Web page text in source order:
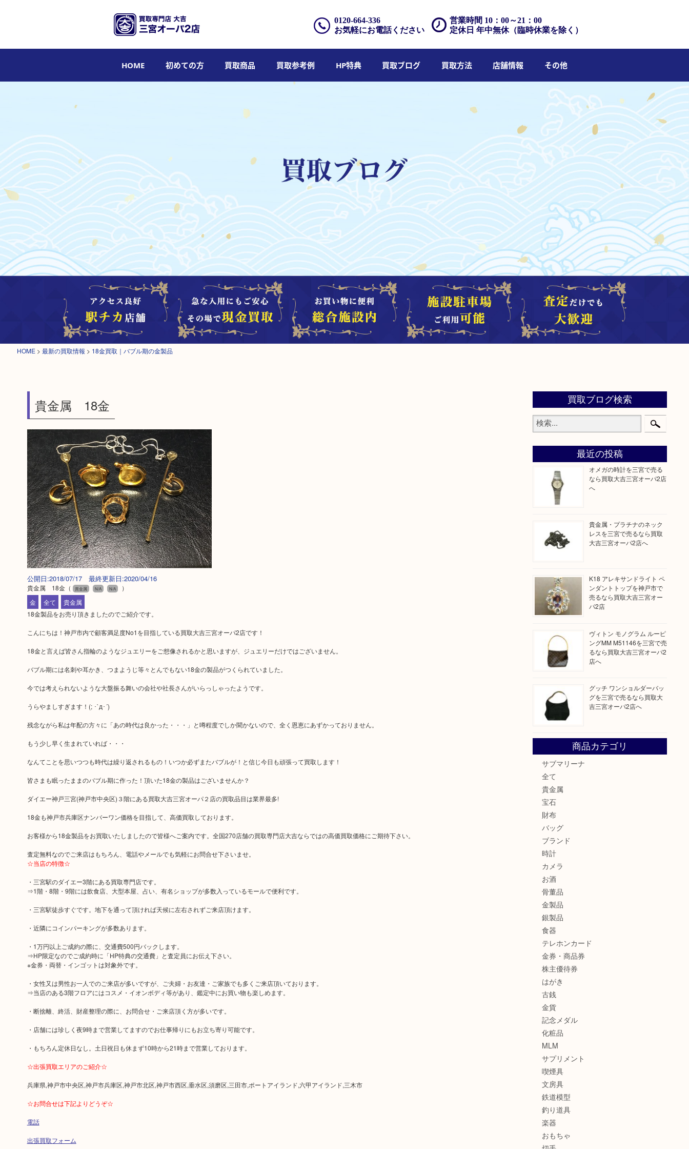
営業時間 10：00～21：00
定休日 年中無休（臨時休業を除く）
0120-664-336
お気軽にお電話ください
HOME 初めての方 買取商品 買取参考例 HP特典 買取ブログ 買取方法 店舗情報 その他
HOME > 最新の買取情報 > 18金買取｜バブル期の金製品
貴金属 18金
公開日:2018/07/17 最終更新日:2020/04/16
貴金属 18金（ 貴金属 N/A N/A
）
金
全て
貴金属
18金製品をお売り頂きましたのでご紹介です。
こんにちは！神戸市内で顧客満足度No1を目指している買取大吉三宮オーパ2店です！
18金と言えば皆さん指輪のようなジュエリーをご想像されるかと思いますが、ジュエリーだけではございません。
バブル期には名刺や耳かき、つまようじ等々とんでもない18金の製品がつくられていました。
今では考えられないような大盤振る舞いの会社や社長さんがいらっしゃったようです。
うらやましすぎます！(; ･`д･´)
残念ながら私は年配の方々に「あの時代は良かった・・・」と噂程度でしか聞かないので、全く恩恵にあずかっておりません。
もう少し早く生まれていれば・・・
なんてことを思いつつも時代は繰り返されるもの！いつか必ずまたバブルが！と信じ今日も頑張って買取します！
皆さまも眠ったままのバブル期に作った！頂いた18金の製品はございませんか？
ダイエー神戸三宮(神戸市中央区)３階にある買取大吉三宮オーパ２店の買取品目は業界最多!
18金も神戸市兵庫区ナンバーワン価格を目指して、高価買取しております。
お客様から18金製品をお買取いたしましたので皆様へご案内です。全国270店舗の買取専門店大吉ならではの高価買取価格にご期待下さい。
査定無料なのでご来店はもちろん、電話やメールでも気軽にお問合せ下さいませ。
☆当店の特徴☆
・三宮駅のダイエー3階にある買取専門店です。
⇒1階・8階・9階には飲食店、大型本屋、占い、有名ショップが多数入っているモールで便利です。
・三宮駅徒歩すぐです。地下を通って頂ければ天候に左右されずご来店頂けます。
・近隣にコインパーキングが多数あります。
・1万円以上ご成約の際に、交通費500円バックします。
⇒HP限定なのでご成約時に「HP特典の交通費」と査定員にお伝え下さい。
※金券・両替・インゴットは対象外です。
・女性又は男性お一人でのご来店が多いですが、ご夫婦・お友達・ご家族でも多くご来店頂いております。
⇒当店のある3階フロアにはコスメ・イオンボディ等があり、鑑定中にお買い物も楽しめます。
・断捨離、終活、財産整理の際に、お問合せ・ご来店頂く方が多いです。
・店舗には珍しく夜9時まで営業してますのでお仕事帰りにもお立ち寄り可能です。
・もちろん定休日なし。土日祝日も休まず10時から21時まで営業しております。
☆出張買取エリアのご紹介☆
兵庫県,神戸市中央区,神戸市兵庫区,神戸市北区,神戸市西区,垂水区,須磨区,三田市,ポートアイランド,六甲アイランド,三木市
☆お問合せは下記よりどうぞ☆
電話
出張買取フォーム
買取ブログ検索
最近の投稿
オメガの時計を三宮で売る
なら買取大吉三宮オーパ2店
へ
貴金属・プラチナのネック
レスを三宮で売るなら買取
大吉三宮オーパ2店へ
K18 アレキサンドライト ペ
ンダントトップを神戸市で
売るなら買取大吉三宮オー
パ2店
ヴィトン モノグラム ルーピ
ングMM M51146を三宮で売
るなら買取大吉三宮オーパ2
店へ
グッチ ワンショルダーバッ
グを三宮で売るなら買取大
吉三宮オーパ2店へ
商品カテゴリ
サブマリーナ
全て
貴金属
宝石
財布
バッグ
ブランド
時計
カメラ
お酒
骨董品
金製品
銀製品
食器
テレホンカード
金券・商品券
株主優待券
はがき
古銭
金貨
記念メダル
化粧品
MLM
サプリメント
喫煙具
文房具
鉄道模型
釣り道具
楽器
おもちゃ